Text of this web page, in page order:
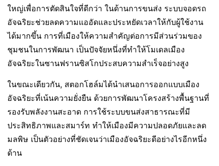
ใหญ่เพื่อการตัดสินใจที่ดีกว่า ในด้านการขนส่ง ระบบจอดรถ
อัจฉริยะช่วยลดความแออัดและประหยัดเวลาให้กับผู้ใช้งาน
ได้มากขึ้น การที่เมืองให้ความสำคัญต่อการมีส่วนร่วมของ
ชุมชนในการพัฒนา เป็นปัจจัยหนึ่งที่ทำให้โมเดลเมือง
อัจฉริยะในซานฟรานซิสโกประสบความสำเร็จอย่างสูง
ในขณะเดียวกัน, สตอกโฮล์มได้นำเสนอการออกแบบเมือง
อัจฉริยะที่เน้นความยั่งยืน ด้วยการพัฒนาโครงสร้างพื้นฐานที่
รองรับพลังงานสะอาด การใช้ระบบขนส่งสาธารณะที่มี
ประสิทธิภาพและสมาร์ท ทำให้เมืองมีความปลอดภัยและลด
มลพิษ เป็นตัวอย่างที่ชัดเจนว่าเมืองอัจฉริยะดีอย่างไรอีกหนึ่ง
ด้าน